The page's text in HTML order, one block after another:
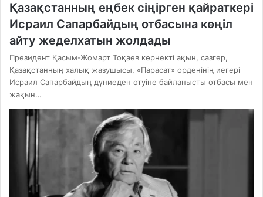
Қазақстанның еңбек сіңірген қайраткері
Исраил Сапарбайдың отбасына көңіл
айту жеделхатын жолдады
Президент Қасым-Жомарт Тоқаев көрнекті ақын, сазгер,
Қазақстанның халық жазушысы, «Парасат» орденінің иегері
Исраил Сапарбайдың дүниеден өтуіне байланысты отбасы мен
жақын…